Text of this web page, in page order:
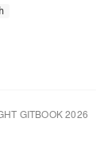
GITBOOK 2026